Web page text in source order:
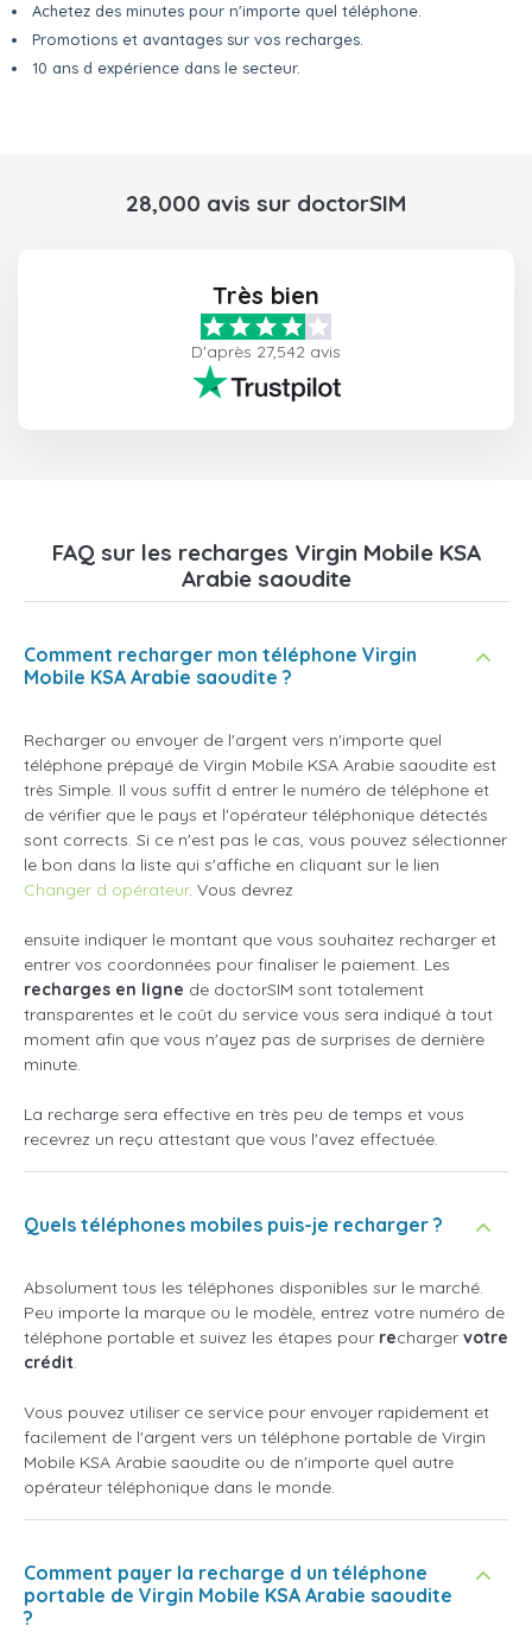
Achetez des minutes pour n'importe quel téléphone.
Promotions et avantages sur vos recharges.
10 ans d expérience dans le secteur.
28,000 avis sur doctorSIM
Très bien
D'après 27,542 avis
FAQ sur les recharges Virgin Mobile KSA
Arabie saoudite
Comment recharger mon téléphone Virgin
Mobile KSA Arabie saoudite ?
Recharger ou envoyer de l'argent vers n'importe quel
téléphone prépayé de Virgin Mobile KSA Arabie saoudite est
très Simple. Il vous suffit d entrer le numéro de téléphone et
de vérifier que le pays et l'opérateur téléphonique détectés
sont corrects. Si ce n'est pas le cas, vous pouvez sélectionner
le bon dans la liste qui s'affiche en cliquant sur le lien
Changer d opérateur. Vous devrez
ensuite indiquer le montant que vous souhaitez recharger et
entrer vos coordonnées pour finaliser le paiement. Les
recharges en ligne de doctorSIM sont totalement
transparentes et le coût du service vous sera indiqué à tout
moment afin que vous n'ayez pas de surprises de dernière
minute.
La recharge sera effective en très peu de temps et vous
recevrez un reçu attestant que vous l'avez effectuée.
Quels téléphones mobiles puis-je recharger ?
Absolument tous les téléphones disponibles sur le marché.
Peu importe la marque ou le modèle, entrez votre numéro de
téléphone portable et suivez les étapes pour recharger votre
crédit.
Vous pouvez utiliser ce service pour envoyer rapidement et
facilement de l'argent vers un téléphone portable de Virgin
Mobile KSA Arabie saoudite ou de n'importe quel autre
opérateur téléphonique dans le monde.
Comment payer la recharge d un téléphone
portable de Virgin Mobile KSA Arabie saoudite
?